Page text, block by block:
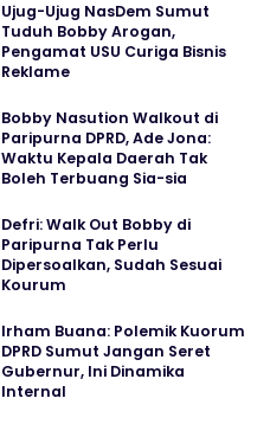
Ujug-Ujug NasDem Sumut
Tuduh Bobby Arogan,
Pengamat USU Curiga Bisnis
Reklame
Bobby Nasution Walkout di
Paripurna DPRD, Ade Jona:
Waktu Kepala Daerah Tak
Boleh Terbuang Sia-sia
Defri: Walk Out Bobby di
Paripurna Tak Perlu
Dipersoalkan, Sudah Sesuai
Kourum
Irham Buana: Polemik Kuorum
DPRD Sumut Jangan Seret
Gubernur, Ini Dinamika
Internal